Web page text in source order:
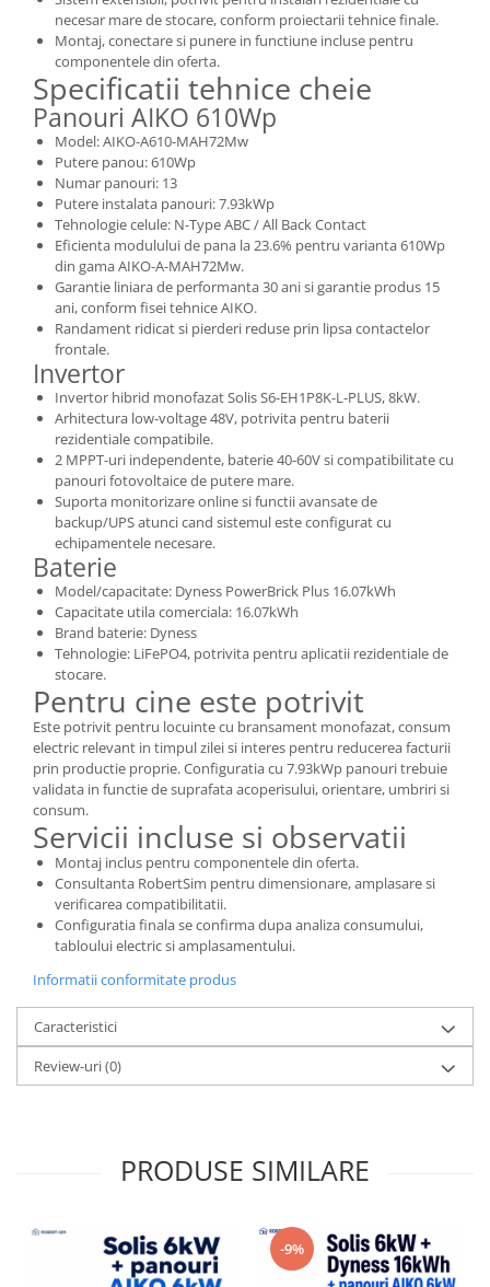
necesar mare de stocare, conform proiectarii tehnice finale.
Montaj, conectare si punere in functiune incluse pentru
componentele din oferta.
Specificatii tehnice cheie
Panouri AIKO 610Wp
Model: AIKO-A610-MAH72Mw
Putere panou: 610Wp
Numar panouri: 13
Putere instalata panouri: 7.93kWp
Tehnologie celule: N-Type ABC / All Back Contact
Eficienta modulului de pana la 23.6% pentru varianta 610Wp
din gama AIKO-A-MAH72Mw.
Garantie liniara de performanta 30 ani si garantie produs 15
ani, conform fisei tehnice AIKO.
Randament ridicat si pierderi reduse prin lipsa contactelor
frontale.
Invertor
Invertor hibrid monofazat Solis S6-EH1P8K-L-PLUS, 8kW.
Arhitectura low-voltage 48V, potrivita pentru baterii
rezidentiale compatibile.
2 MPPT-uri independente, baterie 40-60V si compatibilitate cu
panouri fotovoltaice de putere mare.
Suporta monitorizare online si functii avansate de
backup/UPS atunci cand sistemul este configurat cu
echipamentele necesare.
Baterie
Model/capacitate: Dyness PowerBrick Plus 16.07kWh
Capacitate utila comerciala: 16.07kWh
Brand baterie: Dyness
Tehnologie: LiFePO4, potrivita pentru aplicatii rezidentiale de
stocare.
Pentru cine este potrivit
Este potrivit pentru locuinte cu bransament monofazat, consum
electric relevant in timpul zilei si interes pentru reducerea facturii
prin productie proprie. Configuratia cu 7.93kWp panouri trebuie
validata in functie de suprafata acoperisului, orientare, umbriri si
consum.
Servicii incluse si observatii
Montaj inclus pentru componentele din oferta.
Consultanta RobertSim pentru dimensionare, amplasare si
verificarea compatibilitatii.
Configuratia finala se confirma dupa analiza consumului,
tabloului electric si amplasamentului.
Informatii conformitate produs
Caracteristici
Review-uri(0)
PRODUSE SIMILARE
-9%